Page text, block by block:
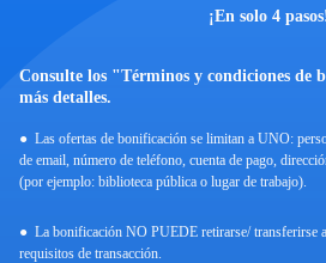
¡En solo 4
Consulte los "Términos y condiciones de
más detalles.
Las ofertas de bonificación se limitan a UNO:
de email, número de teléfono, cuenta de pago,
(por ejemplo: biblioteca pública o lugar de trabajo).
La bonificación NO PUEDE retirarse/ transferirse
requisitos de transacción.